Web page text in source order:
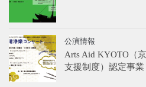
公演情報
Arts Aid KYOTO（
支援制度）認定事